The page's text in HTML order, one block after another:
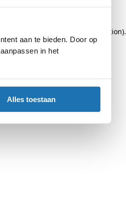
aan te bieden. Door op
in het
Alles toestaan
for more information).